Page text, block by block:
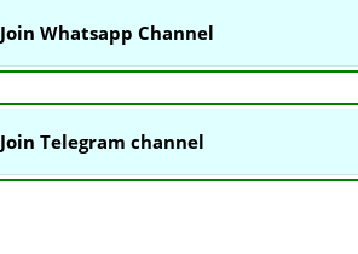
Join Whatsapp Channel
Join Telegram channel